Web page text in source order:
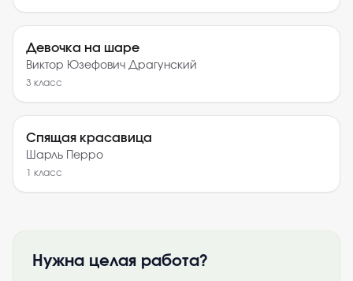
Девочка на шаре
Виктор Юзефович Драгунский
3 класс
Спящая красавица
Шарль Перро
1 класс
Нужна целая работа?